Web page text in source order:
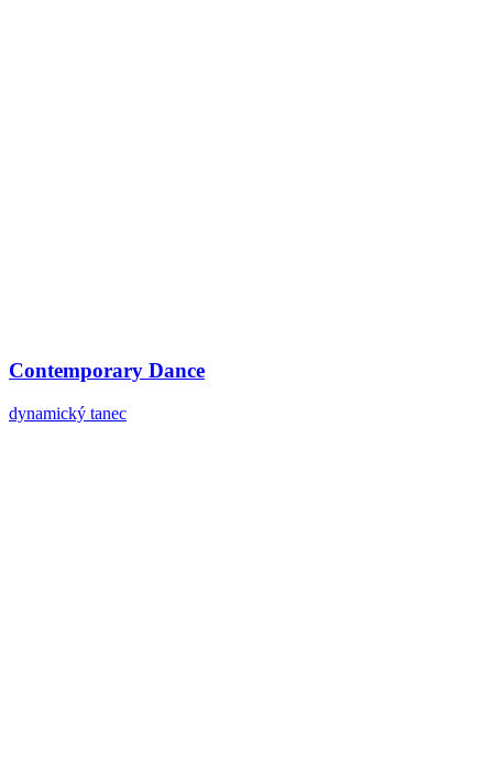
Contemporary Dance
dynamický tanec